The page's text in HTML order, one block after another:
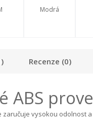
Modrá
Recenze (0)
ABS
zaručuje vysokou odolnost